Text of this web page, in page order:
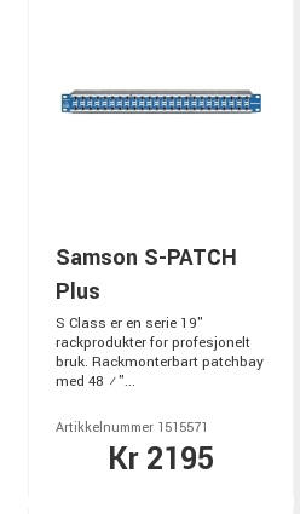
Samson S-PATCH
Plus
S Class er en serie 19"
rackprodukter for profesjonelt
bruk. Rackmonterbart patchbay
med 48 ¼"...
Artikkelnummer 1515571
Kr 2195